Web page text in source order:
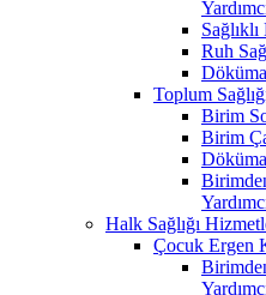
Ruh
Toplum
Birim
Birim
Halk Sağlığı
Çocuk Ergen